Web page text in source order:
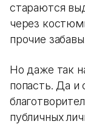
стараются
через
прочие
Но даже так
попасть. Да и
публичных